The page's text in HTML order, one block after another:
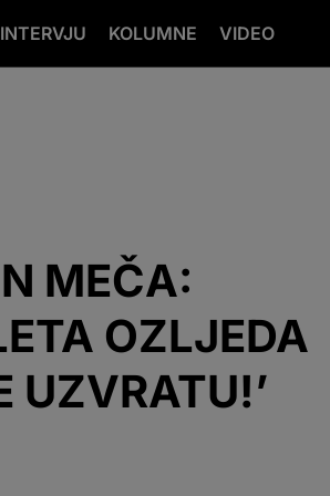
INTERVJU KOLUMNE VIDEO
MEČA:
OZLJEDA
UZVRATU!’